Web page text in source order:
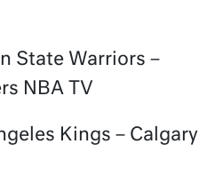
State Warriors –
NBA TV
Kings – Calgary